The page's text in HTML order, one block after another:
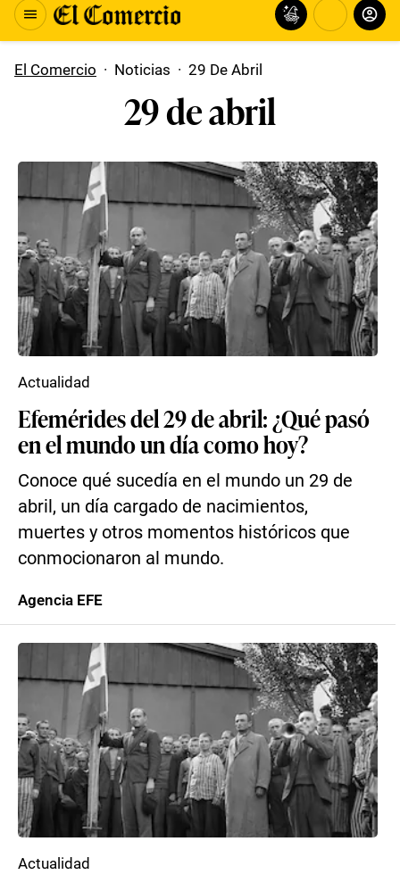
El Comercio · Noticias · 29 De Abril
29 de abril
Efemérides del 29 de abril: ¿Qué pasó
en el mundo un día como hoy?
Conoce qué sucedía en el mundo un 29 de
abril, un día cargado de nacimientos,
muertes y otros momentos históricos que
conmocionaron al mundo.
Actualidad
Agencia EFE
Actualidad